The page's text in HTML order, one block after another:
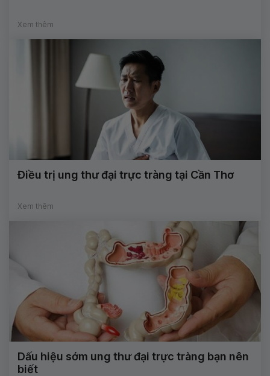
Xem thêm
Điều trị ung thư đại trực tràng tại Cần Thơ
Xem thêm
Dấu hiệu sớm ung thư đại trực tràng bạn nên
biết